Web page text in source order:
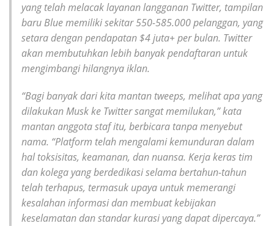
yang telah melacak layanan langganan Twitter, tampilan
baru Blue memiliki sekitar 550-585.000 pelanggan, yang
setara dengan pendapatan $4 juta+ per bulan. Twitter
akan membutuhkan lebih banyak pendaftaran untuk
mengimbangi hilangnya iklan.
“Bagi banyak dari kita mantan tweeps, melihat apa yang
dilakukan Musk ke Twitter sangat memilukan,” kata
mantan anggota staf itu, berbicara tanpa menyebut
nama. “Platform telah mengalami kemunduran dalam
hal toksisitas, keamanan, dan nuansa. Kerja keras tim
dan kolega yang berdedikasi selama bertahun-tahun
telah terhapus, termasuk upaya untuk memerangi
kesalahan informasi dan membuat kebijakan
keselamatan dan standar kurasi yang dapat dipercaya.”